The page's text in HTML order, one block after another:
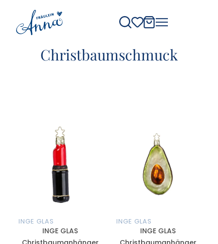
Christbaumschmuck
INGE GLAS
INGE GLAS
INGE GLAS
INGE GLAS